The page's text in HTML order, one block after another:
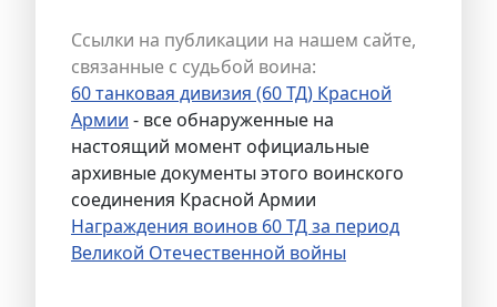
Ссылки на публикации на нашем сайте,
связанные с судьбой воина:
60 танковая дивизия (60 ТД) Красной
Армии - все обнаруженные на
настоящий момент официальные
архивные документы этого воинского
соединения Красной Армии
Награждения воинов 60 ТД за период
Великой Отечественной войны